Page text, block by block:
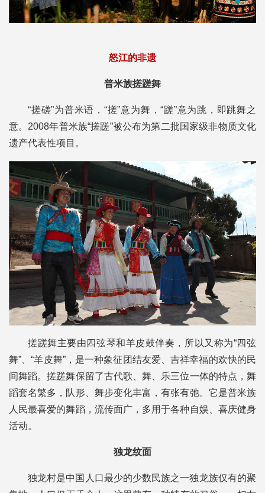
怒江的非遗
普米族搓蹉舞
“搓磋”为普米语，“搓”意为舞，“蹉”意为跳，即跳舞之
意。2008年普米族“搓蹉”被公布为第二批国家级非物质文化
遗产代表性项目。
搓蹉舞主要由四弦琴和羊皮鼓伴奏，所以又称为“四弦
舞”、“羊皮舞”，是一种象征团结友爱、吉祥幸福的欢快的民
间舞蹈。搓蹉舞保留了古代歌、舞、乐三位一体的特点，舞
蹈套名繁多，队形、舞步变化丰富，有张有弛。它是普米族
人民最喜爱的舞蹈，流传面广，多用于各种自娱、喜庆健身
活动。
独龙纹面
独龙村是中国人口最少的少数民族之一独龙族仅有的聚